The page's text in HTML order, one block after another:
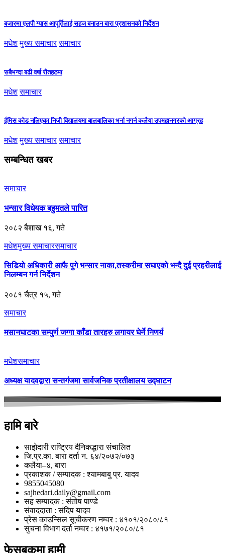
बजारमा एलपी ग्यास आपूर्तिलाई सहज बनाउन बारा प्रशासनको निर्देशन
मधेश मुख्य समाचार समाचार
सबैभन्दा बढी वर्षा रौतहटमा
मधेश समाचार
ईमिस कोड नलिएका निजी विद्यालयमा बालबालिका भर्ना नगर्न कलैया उपमहानगरको आग्रह
मधेश मुख्य समाचार समाचार
सम्बन्धित खबर
समाचार
भन्सार विधेयक बहुमतले पारित
२०८२ बैशाख १६, गते
मधेशमुख्य समाचारसमाचार
सिडियो अधिकारीे आफै पुगे भन्सार नाका,तस्करीमा सघाएको भन्दै दुई प्रहरीलाई
निलम्बन गर्न निर्देशन
२०८१ चैत्र १५, गते
समाचार
मसानघाटका सम्पुर्ण जग्गा काँडा तारहरु लगायर घेर्ने निणर्य
मधेशसमाचार
अध्यक्ष यादवद्वारा सन्तगंजमा सार्वजनिक प्रतीक्षालय उद्घाटन
हामि बारे
साझेदारी राष्ट्रिय दैनिकद्धारा संचालित
जि.प्र.का. बारा दर्ता न. ६४/२०७२/०७३
कलैया–४, बारा
प्रकाशक / सम्पादक : श्यामबाबु प्र. यादव
9855045080
sajhedari.daily@gmail.com
सह सम्पादक : संतोष पाण्डे
संवाददाता : संदिप यादव
प्रेस काउन्सिल सूचीकरण नम्वर : ४१०१/२०८०/८१
सुचना विभाग दर्ता नम्वर : ४१७१/२०८०/८१
फेसबुकमा हामी